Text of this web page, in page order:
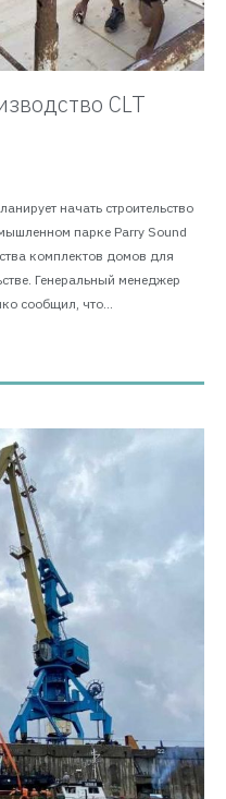
CLT
начать строительство
парке Parry Sound
комплектов домов для
Генеральный менеджер
сообщил, что...